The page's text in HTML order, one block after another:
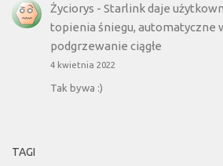
Życiorys - Starlink daje
topienia śniegu, automatyczne
podgrzewanie ciągłe
4 kwietnia 2022
Tak bywa :)
TAGI